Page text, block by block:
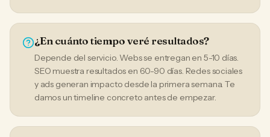
¿En cuánto tiempo veré resultados?
Depende del servicio. Webs se entregan en 5-10 días.
SEO muestra resultados en 60-90 días. Redes sociales
y ads generan impacto desde la primera semana. Te
damos un timeline concreto antes de empezar.